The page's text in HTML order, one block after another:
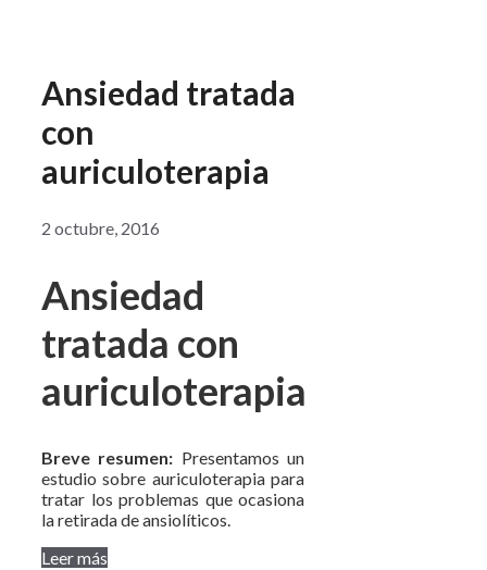
Ansiedad tratada
con
auriculoterapia
2 octubre, 2016
Ansiedad
tratada con
auriculoterapia
Breve resumen: Presentamos un
estudio sobre auriculoterapia para
tratar los problemas que ocasiona
la retirada de ansiolíticos.
Leer más